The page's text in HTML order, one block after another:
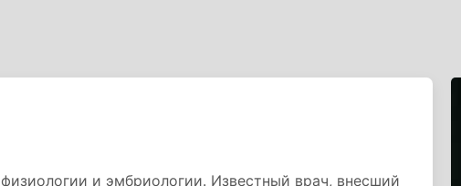
и эмбриологии. Известный врач, внесший